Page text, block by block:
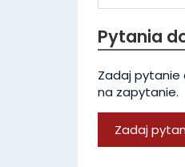
Pytania
Zadaj pytanie
na zapytanie.
Zadaj